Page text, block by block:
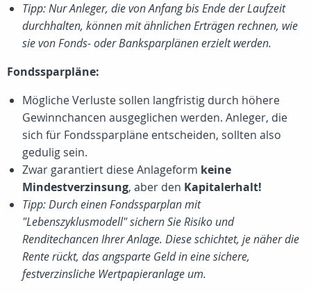
Tipp: Nur Anleger, die von Anfang bis Ende der Laufzeit
durchhalten, können mit ähnlichen Erträgen rechnen, wie
sie von Fonds- oder Banksparplänen erzielt werden.
Fondssparpläne:
Mögliche Verluste sollen langfristig durch höhere
Gewinnchancen ausgeglichen werden. Anleger, die
sich für Fondssparpläne entscheiden, sollten also
gedulig sein.
Zwar garantiert diese Anlageform keine
Mindestverzinsung, aber den Kapitalerhalt!
Tipp: Durch einen Fondssparplan mit
"Lebenszyklusmodell" sichern Sie Risiko und
Renditechancen Ihrer Anlage. Diese schichtet, je näher die
Rente rückt, das angsparte Geld in eine sichere,
festverzinsliche Wertpapieranlage um.